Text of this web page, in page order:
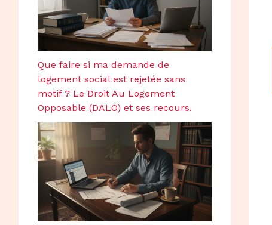
Que faire si ma demande de
logement social est rejetée sans
motif ? Le Droit Au Logement
Opposable (DALO) et ses recours.